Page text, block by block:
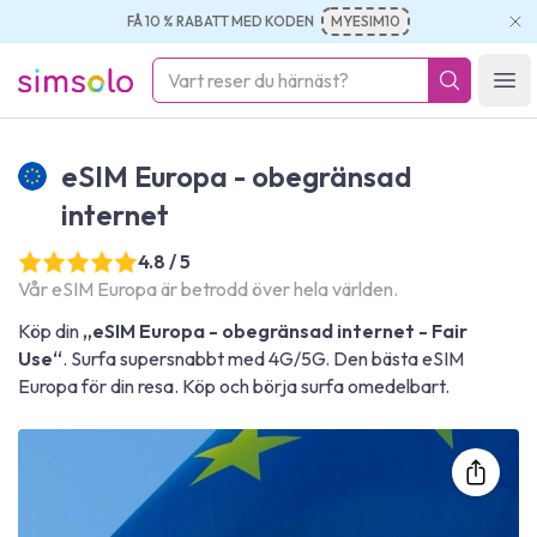
FÅ 10 % RABATT MED KODEN MYESIM10
simsolo
eSIM Europa - obegränsad
internet
4.8 / 5
Vår eSIM Europa är betrodd över hela världen.
Köp din „eSIM Europa - obegränsad internet - Fair
Use“. Surfa supersnabbt med 4G/5G. Den bästa eSIM
Europa för din resa. Köp och börja surfa omedelbart.